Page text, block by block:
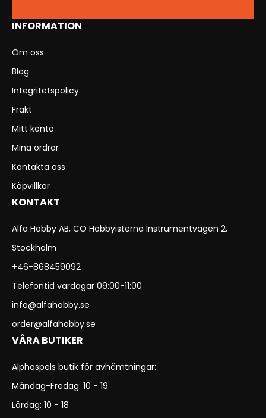
INFORMATION
Om oss
Blog
Integritetspolicy
Frakt
Mitt konto
Mina ordrar
Kontakta oss
Köpvillkor
KONTAKT
Alfa Hobby AB, CO Hobbyisterna Instrumentvägen 2,
Stockholm
+46-868459092
Telefontid vardagar 09:00-11:00
info@alfahobby.se
order@alfahobby.se
VÅRA BUTIKER
Alphaspels butik för avhämtningar:
Måndag-Fredag: 10 - 19
Lördag: 10 - 18